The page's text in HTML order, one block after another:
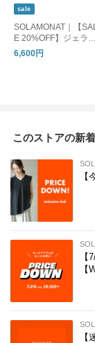
sale
SOLAMONAT｜【SAL
E 20%OFF】ジェラー
ト天竺 コクーンプル
オーバー トップス Tシ
6,600円
このストアの新
【